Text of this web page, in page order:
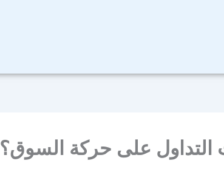
على حركة السوق؟